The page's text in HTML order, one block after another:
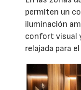
permiten un
iluminación
confort visual
relajada para